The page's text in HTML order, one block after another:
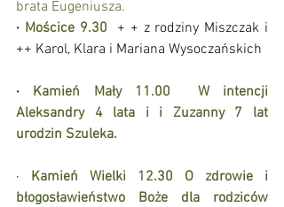
brata Eugeniusza.
· Mościce 9.30
  + + z rodziny Miszczak i
++ Karol, Klara i Mariana Wysoczańskich
·
Kamień Mały 11.00  W intencji
Aleksandry 4 lata i i Zuzanny 7 lat
urodzin Szuleka.
· Kamień Wielki 12.30 O zdrowie i
błogosławieństwo Boże dla rodziców